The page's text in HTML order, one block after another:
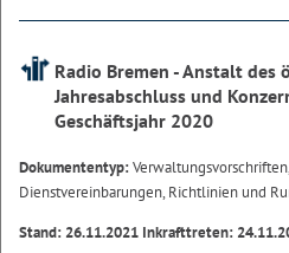
Radio Bremen - Anstalt des
Jahresabschluss und
Geschäftsjahr 2020
Dokumententyp:
Dienstvereinbarungen, Richtlinien und
Stand: 26.11.2021 Inkrafttreten: